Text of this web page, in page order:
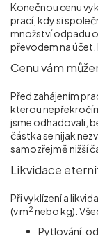
Konečnou cenu
prací, kdy si
množství odpadu
převodem na účet.
Cenu vám
Před zahájením
kterou
jsme odhadovali,
částka se nijak
samozřejmě nižší
Likvidace
Při vyklízení a
(v m2 nebo kg).
Pytlování,